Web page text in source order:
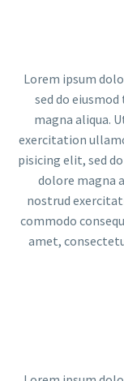
Lorem ipsum
sed do
magna aliqua.
exercitation
pisicing elit, sed
dolore magna
nostrud
commodo
amet,